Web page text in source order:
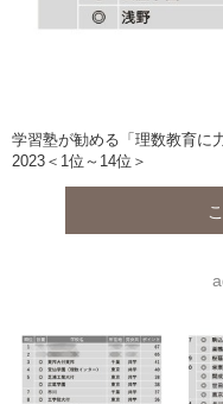
学習塾が勧める「理数教育に
2023＜1位～14位＞